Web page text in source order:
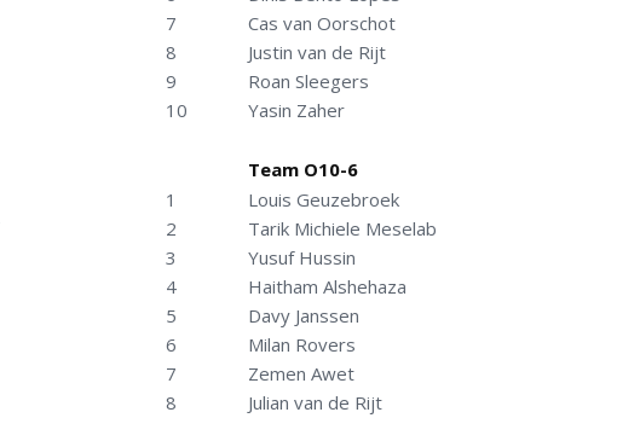
7
Cas van Oorschot
8
Justin van de Rijt
9
Roan Sleegers
10
Yasin Zaher
Team O10-6
1
Louis Geuzebroek
2
Tarik Michiele Meselab
3
Yusuf Hussin
4
Haitham Alshehaza
5
Davy Janssen
6
Milan Rovers
7
Zemen Awet
8
Julian van de Rijt